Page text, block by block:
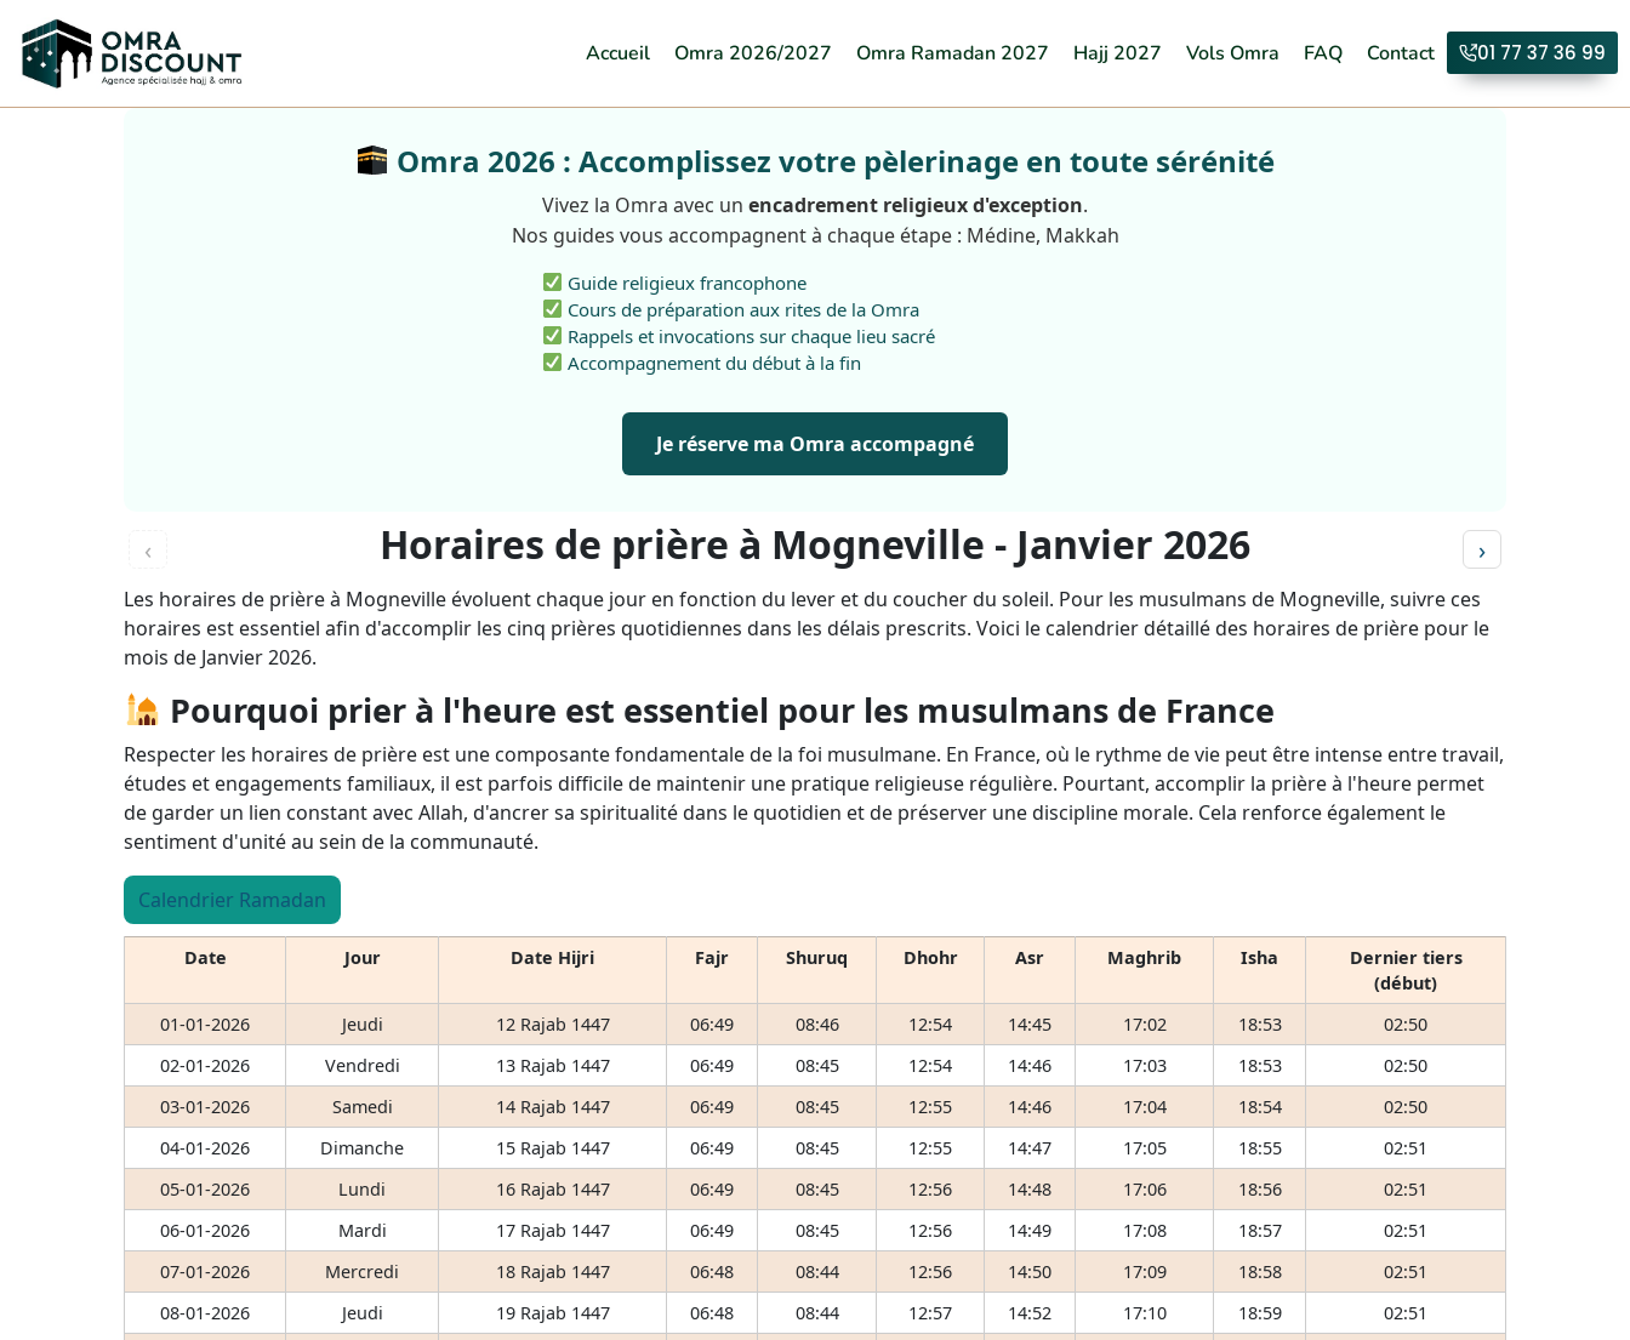
Accueil Omra 2026/2027 Omra Ramadan 2027 Hajj 2027 Vols Omra FAQ Contact 01 77 37 36 99
Omra 2026 : Accomplissez votre pèlerinage en toute sérénité
Vivez la Omra avec un encadrement religieux d'exception.
Nos guides vous accompagnent à chaque étape : Médine, Makkah
Guide religieux francophone
Cours de préparation aux rites de la Omra
Rappels et invocations sur chaque lieu sacré
Accompagnement du début à la fin
Je réserve ma Omra accompagné
‹ Horaires de prière à Mogneville - Janvier 2026 ›
Les horaires de prière à Mogneville évoluent chaque jour en fonction du lever et du coucher du soleil. Pour les musulmans de Mogneville, suivre ces
horaires est essentiel afin d'accomplir les cinq prières quotidiennes dans les délais prescrits. Voici le calendrier détaillé des horaires de prière pour le
mois de Janvier 2026.
Pourquoi prier à l'heure est essentiel pour les musulmans de France
Respecter les horaires de prière est une composante fondamentale de la foi musulmane. En France, où le rythme de vie peut être intense entre travail,
études et engagements familiaux, il est parfois difficile de maintenir une pratique religieuse régulière. Pourtant, accomplir la prière à l'heure permet
de garder un lien constant avec Allah, d'ancrer sa spiritualité dans le quotidien et de préserver une discipline morale. Cela renforce également le
sentiment d'unité au sein de la communauté.
Calendrier Ramadan
Date Jour Date Hijri Fajr Shuruq Dhohr Asr Maghrib Isha
Dernier tiers
(début)
01-01-2026
Jeudi 12 Rajab 1447 06:49 08:46 12:54 14:45 17:02 18:53
02:50
02-01-2026
Vendredi 13 Rajab 1447 06:49 08:45 12:54 14:46 17:03 18:53
02:50
03-01-2026
Samedi 14 Rajab 1447 06:49 08:45 12:55 14:46 17:04 18:54
02:50
04-01-2026
Dimanche 15 Rajab 1447 06:49 08:45 12:55 14:47 17:05 18:55
02:51
05-01-2026
Lundi 16 Rajab 1447 06:49 08:45 12:56 14:48 17:06 18:56
02:51
06-01-2026
Mardi 17 Rajab 1447 06:49 08:45 12:56 14:49 17:08 18:57
02:51
07-01-2026
Mercredi 18 Rajab 1447 06:48 08:44 12:56 14:50 17:09 18:58
02:51
08-01-2026
Jeudi 19 Rajab 1447 06:48 08:44 12:57 14:52 17:10 18:59
02:51